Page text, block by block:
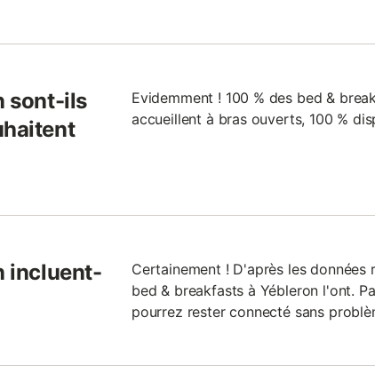
sont-ils
Evidemment ! 100 % des bed &
accueillent à bras ouverts, 100 %
incluent-
Certainement ! D'après les données
bed & breakfasts à Yébleron l'ont.
pourrez rester connecté sans